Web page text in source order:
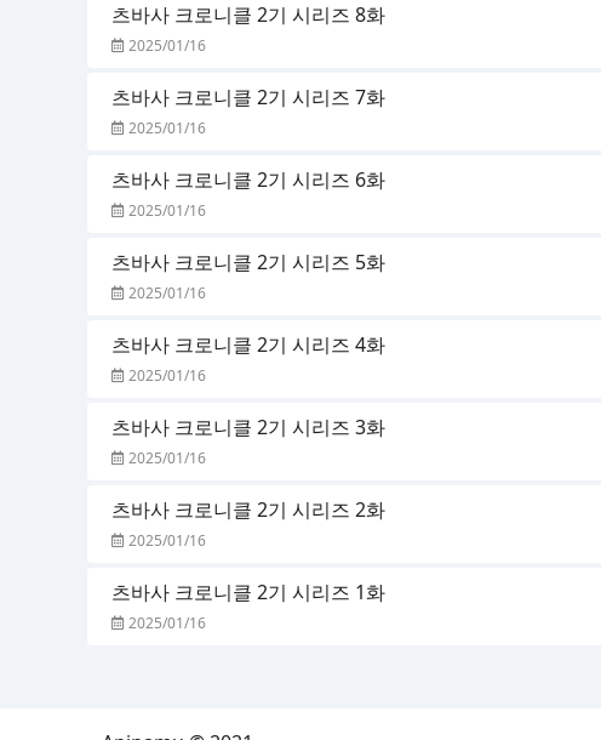
츠바사 크로니클 2기 시리즈 8화
2025/01/16
츠바사 크로니클 2기 시리즈 7화
2025/01/16
츠바사 크로니클 2기 시리즈 6화
2025/01/16
츠바사 크로니클 2기 시리즈 5화
2025/01/16
츠바사 크로니클 2기 시리즈 4화
2025/01/16
츠바사 크로니클 2기 시리즈 3화
2025/01/16
츠바사 크로니클 2기 시리즈 2화
2025/01/16
츠바사 크로니클 2기 시리즈 1화
2025/01/16